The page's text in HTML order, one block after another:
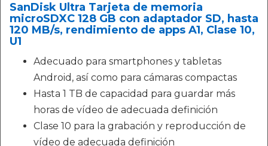
SanDisk Ultra Tarjeta de memoria
microSDXC 128 GB con adaptador SD, hasta
120 MB/s, rendimiento de apps A1, Clase 10,
U1
Adecuado para smartphones y tabletas
Android, así como para cámaras compactas
Hasta 1 TB de capacidad para guardar más
horas de vídeo de adecuada definición
Clase 10 para la grabación y reproducción de
vídeo de adecuada definición